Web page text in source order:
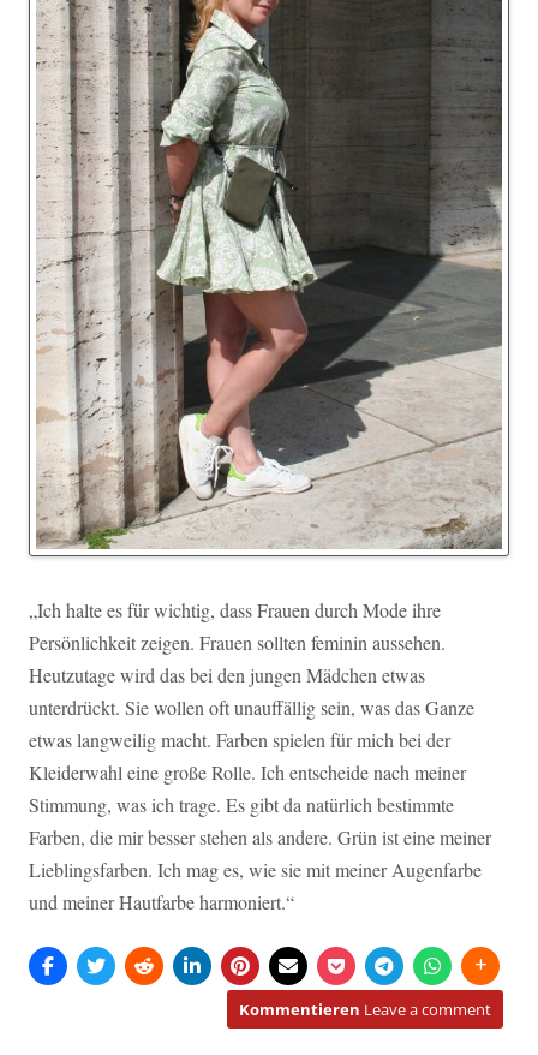
„Ich halte es für wichtig, dass Frauen durch Mode ihre
Persönlichkeit zeigen. Frauen sollten feminin aussehen.
Heutzutage wird das bei den jungen Mädchen etwas
unterdrückt. Sie wollen oft unauffällig sein, was das Ganze
etwas langweilig macht. Farben spielen für mich bei der
Kleiderwahl eine große Rolle. Ich entscheide nach meiner
Stimmung, was ich trage. Es gibt da natürlich bestimmte
Farben, die mir besser stehen als andere. Grün ist eine meiner
Lieblingsfarben. Ich mag es, wie sie mit meiner Augenfarbe
und meiner Hautfarbe harmoniert.“
Kommentieren Leave a comment